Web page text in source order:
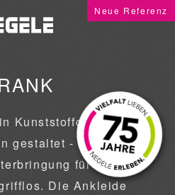
Neue Referenz
Kunststoffdekor Eiche,
gestaltet - die untere
für Schuhe.
Die Ankleide